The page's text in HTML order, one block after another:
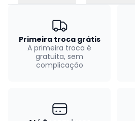
Primeira troca grátis
A primeira troca é
gratuita, sem
complicação